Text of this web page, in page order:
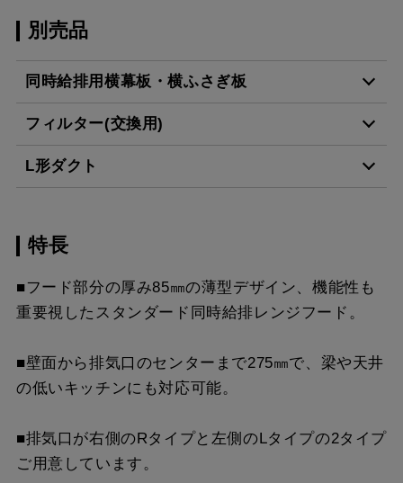
別売品
同時給排用横幕板・横ふさぎ板
SPB51-450R BK ¥11,550（税抜価格 ￥
SPB51-450R W
SPB51-450L W ¥11,550（税抜価格 ￥
SPB51-450L SI
SPB51-450R S4 ¥17,820（税抜価格 ￥
フィルター(交換用)
スクロールできます
L形ダクト
LD-15
スクロールできます
特長
■フード部分の厚み85㎜の薄型デザイン、機能性も
重要視したスタンダード同時給排レンジフード。
■壁面から排気口のセンターまで275㎜で、梁や天井
の低いキッチンにも対応可能。
■排気口が右側のRタイプと左側のLタイプの2タイプ
ご用意しています。